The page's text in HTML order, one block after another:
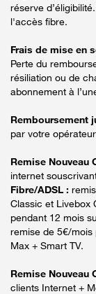
réserve
l'accès fibre.
Frais de mise en
Perte du
résiliation ou de
abonnement à
Remboursement
par votre
Remise Nouveau
internet
Fibre/ADSL :
Classic et Livebox
pendant 12 mois
remise de 5€/mois
Max + Smart TV.
Remise Nouveau
clients Internet +